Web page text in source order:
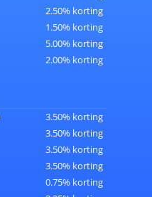
2.50% korting
1.50% korting
5.00% korting
2.00% korting
3.50% korting
3.50% korting
3.50% korting
3.50% korting
0.75% korting